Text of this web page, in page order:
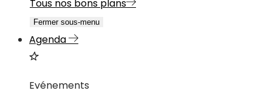
Tous nos bons plans
Fermer sous-menu
Agenda
Evénements